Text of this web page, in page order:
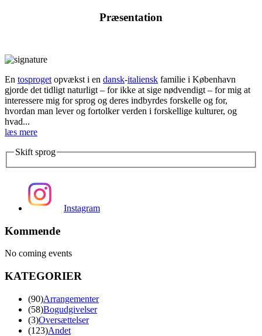
Præsentation
En tosproget opvækst i en dansk-italiensk familie i København
gjorde det tidligt naturligt – for ikke at sige nødvendigt – for mig at
interessere mig for sprog og deres indbyrdes forskelle og for,
hvordan man lever og fortolker verden i forskellige kulturer, og
hvad...
læs mere
Skift sprog
Instagram
Kommende
No coming events
KATEGORIER
(90)Arrangementer
(58)Bogudgivelser
(3)Oversættelser
(123)Andet